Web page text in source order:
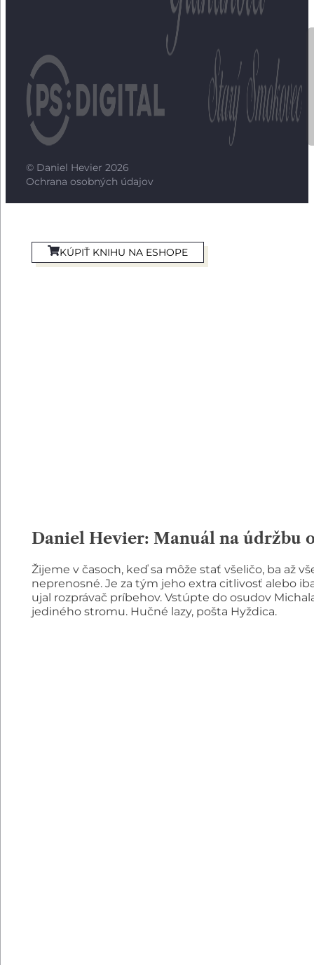
© Daniel Hevier 2026
Ochrana osobných údajov
KÚPIŤ KNIHU NA ESHOPE
Daniel Hevier: Manuál na údržbu
Žijeme v časoch, keď sa môže stať všeličo, ba až
neprenosné. Je za tým jeho extra citlivosť alebo
ujal rozprávač príbehov. Vstúpte do osudov
jediného stromu. Hučné lazy, pošta Hyždica.